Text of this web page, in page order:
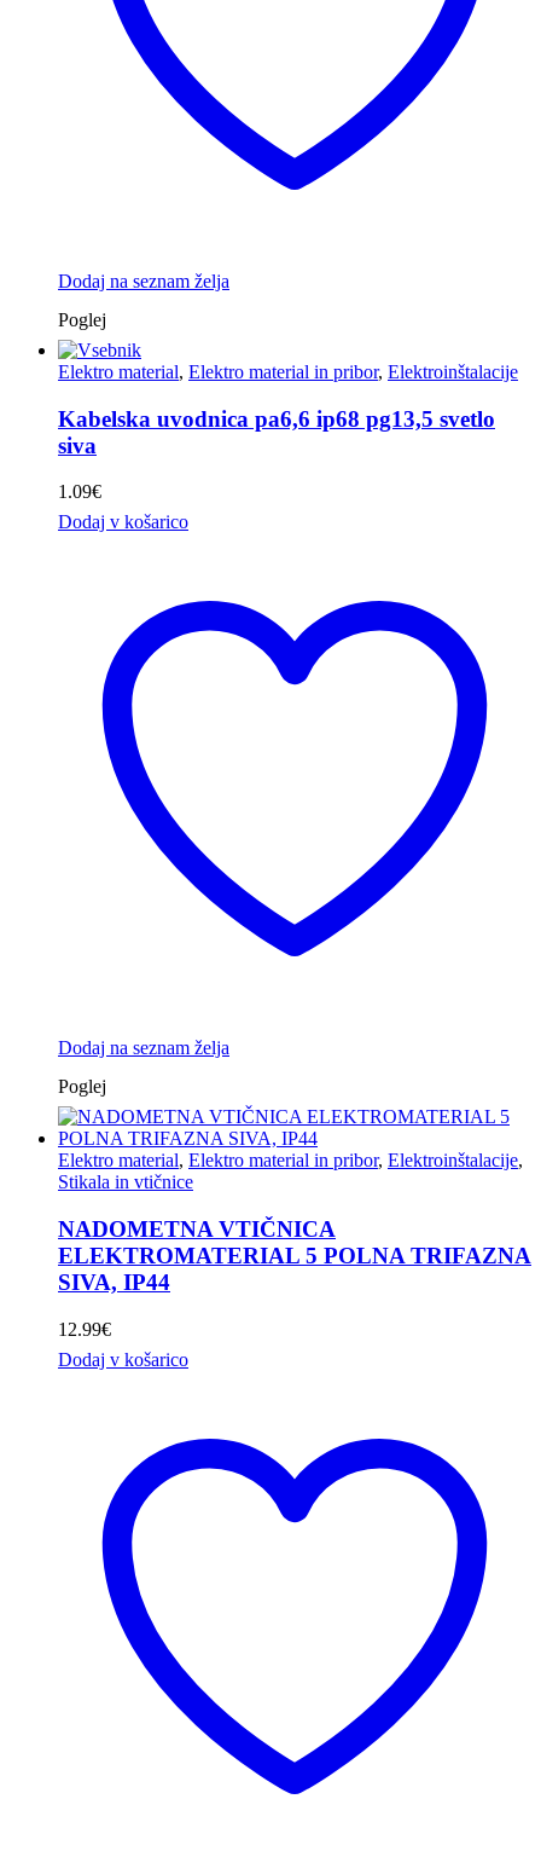
Dodaj na seznam želja
Poglej
Elektro material, Elektro material in pribor, Elektroinštalacije
Kabelska uvodnica pa6,6 ip68 pg13,5 svetlo
siva
1.09€
Dodaj v košarico
Dodaj na seznam želja
Poglej
Elektro material, Elektro material in pribor, Elektroinštalacije,
Stikala in vtičnice
NADOMETNA VTIČNICA
ELEKTROMATERIAL 5 POLNA TRIFAZNA
SIVA, IP44
12.99€
Dodaj v košarico